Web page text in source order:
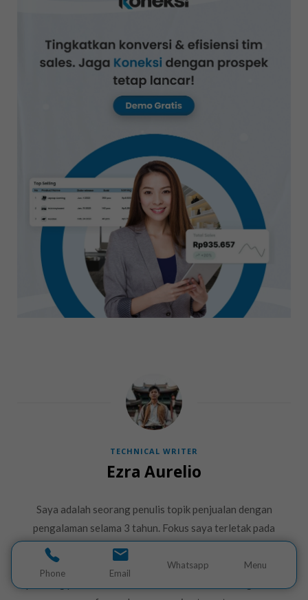
Phone Email
Whatsapp Menu
TECHNICAL WRITER
Ezra Aurelio
Saya adalah seorang penulis topik penjualan dengan
pengalaman selama 3 tahun. Fokus saya terletak pada
manajemen prospek dan strategi penjualan yang mendukung
pertumbuhan bisnis. Saya berupaya memberikan sudut